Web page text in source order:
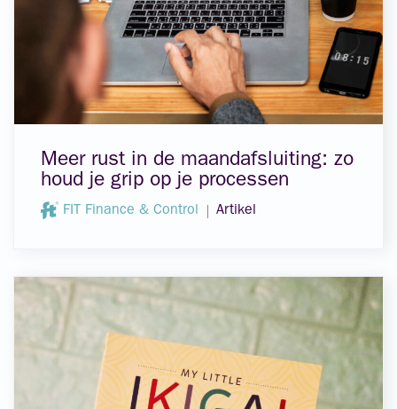
Meer rust in de maandafsluiting: zo
houd je grip op je processen
FIT Finance & Control Artikel